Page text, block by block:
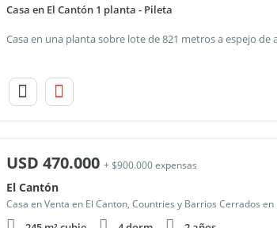
Casa en El Cantón 1 planta - Pileta
USD 470.000 + $900.000 expensas
El Cantón
Casa en Venta en El Canton, Countries y Barrios Cerrados en